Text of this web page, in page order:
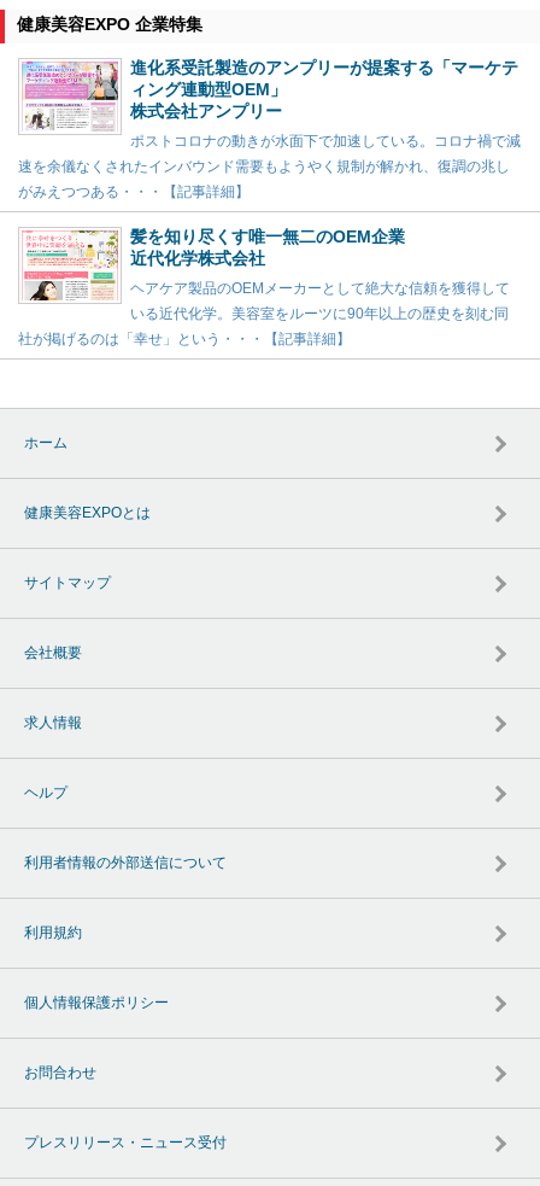
健康美容EXPO 企業特集
進化系受託製造のアンプリーが提案する「マーケテ
ィング連動型OEM」
株式会社アンプリー
ポストコロナの動きが水面下で加速している。コロナ禍で減
速を余儀なくされたインバウンド需要もようやく規制が解かれ、復調の兆し
がみえつつある・・・【記事詳細】
髪を知り尽くす唯一無二のOEM企業
近代化学株式会社
ヘアケア製品のOEMメーカーとして絶大な信頼を獲得して
いる近代化学。美容室をルーツに90年以上の歴史を刻む同
社が掲げるのは「幸せ」という・・・【記事詳細】
ホーム
健康美容EXPOとは
サイトマップ
会社概要
求人情報
ヘルプ
利用者情報の外部送信について
利用規約
個人情報保護ポリシー
お問合わせ
プレスリリース・ニュース受付